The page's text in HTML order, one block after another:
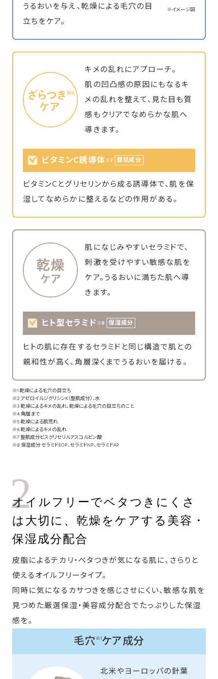
うるおいを与え、乾燥による毛穴の目
立ちをケア。
※イメージ図
キメの乱れにアプローチ。
肌の凹凸感の原因にもなるキ
メの乱れを整えて、見た目も質
感もクリアでなめらかな肌へ
導きます。
ビタミンC誘導体 ※7 整肌成分
ビタミンCとグリセリンから成る誘導体で、肌を保
湿してなめらかに整えるなどの作用がある。
肌になじみやすいセラミドで、
刺激を受けやすい敏感な肌を
ケア。うるおいに満ちた肌へ導
きます。
ヒト型セラミド ※8 保湿成分
ヒトの肌に存在するセラミドと同じ構造で肌との
親和性が高く、角層深くまでうるおいを届ける。
※1 乾燥による毛穴の目立ち
※2 アゼロイルジグリシンK（整肌成分）、水
※3 乾燥によるキメの乱れ、乾燥による毛穴の目立ちのこと
※4 角層まで
※5 乾燥による肌荒れ
※6 乾燥によるキメの乱れ
※7 整肌成分ビスグリセリルアスコルビン酸
※8 保湿成分 セラミドEOP、セラミドNP、セラミドAP
2
オイルフリーでベタつきにくさ
は大切に、乾燥をケアする美容・
保湿成分配合
皮脂によるテカリ・ベタつきが気になる肌に、さらりと
使えるオイルフリータイプ。
同時に気になるカサつきを感じさせにくい、敏感な肌を
見つめた厳選保湿・美容成分配合でたっぷりした保湿
感を。
毛穴※1ケア成分
北米やヨーロッパの針葉